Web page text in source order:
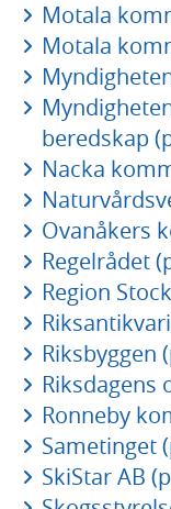
Motala
Motala
beredskap
Nacka
Ovanåkers
Regelrådet
Region
Riksbyggen
Riksdagens
Ronneby
Sametinget
SkiStar AB